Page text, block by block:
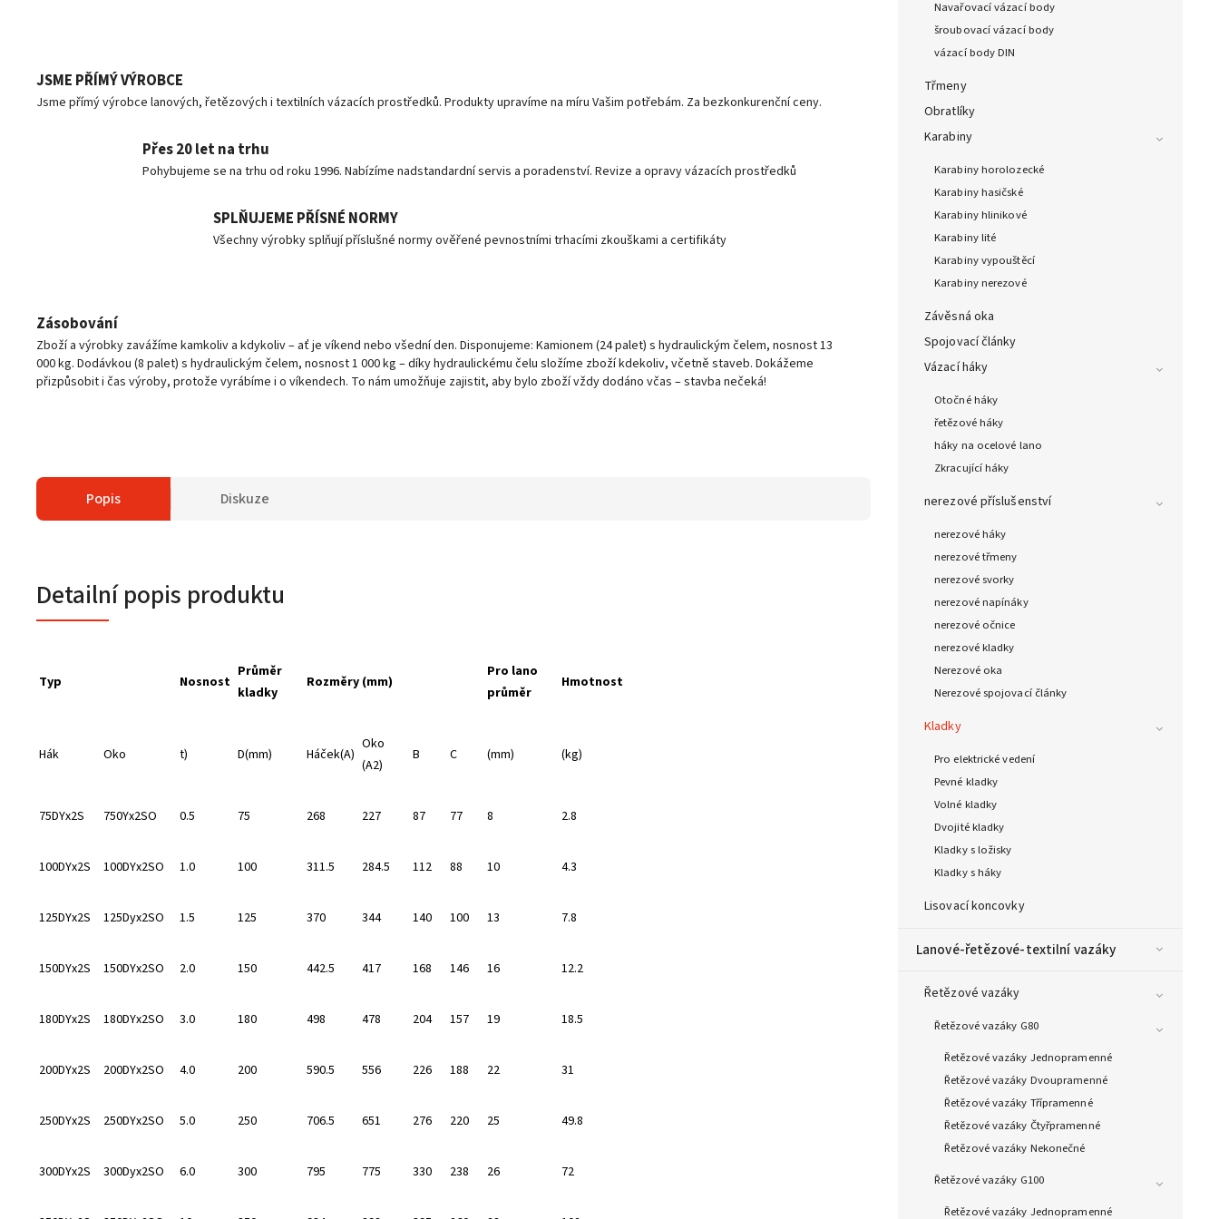
Navařovací vázací body
šroubovací vázací body
vázací body DIN
Třmeny
Obratlíky
Karabiny
Karabiny horolozecké
Karabiny hasičské
Karabiny hlinikové
Karabiny lité
Karabiny vypouštěcí
Karabiny nerezové
Závěsná oka
Spojovací články
Vázací háky
Otočné háky
řetězové háky
háky na ocelové lano
Zkracující háky
nerezové příslušenství
nerezové háky
nerezové třmeny
nerezové svorky
nerezové napínáky
nerezové očnice
nerezové kladky
Nerezové oka
Nerezové spojovací články
Kladky
Pro elektrické vedení
Pevné kladky
Volné kladky
Dvojité kladky
Kladky s ložisky
Kladky s háky
Lisovací koncovky
Lanové-řetězové-textilní vazáky
Řetězové vazáky
Řetězové vazáky G80
Řetězové vazáky Jednopramenné
Řetězové vazáky Dvoupramenné
Řetězové vazáky Třípramenné
Řetězové vazáky Čtyřpramenné
Řetězové vazáky Nekonečné
Řetězové vazáky G100
Řetězové vazáky Jednopramenné
JSME PŘÍMÝ VÝROBCE
Jsme přímý výrobce lanových, řetězových i textilních vázacích prostředků. Produkty upravíme na míru Vašim potřebám. Za bezkonkurenční ceny.
Přes 20 let na trhu
Pohybujeme se na trhu od roku 1996. Nabízíme nadstandardní servis a poradenství. Revize a opravy vázacích prostředků
SPLŇUJEME PŘÍSNÉ NORMY
Všechny výrobky splňují příslušné normy ověřené pevnostními trhacími zkouškami a certifikáty
Zásobování
Zboží a výrobky zavážíme kamkoliv a kdykoliv – ať je víkend nebo všední den. Disponujeme: Kamionem (24 palet) s hydraulickým čelem, nosnost 13
000 kg. Dodávkou (8 palet) s hydraulickým čelem, nosnost 1 000 kg – díky hydraulickému čelu složíme zboží kdekoliv, včetně staveb. Dokážeme
přizpůsobit i čas výroby, protože vyrábíme i o víkendech. To nám umožňuje zajistit, aby bylo zboží vždy dodáno včas – stavba nečeká!
Popis Diskuze
Detailní popis produktu
Typ Nosnost
Průměr
kladky
Rozměry (mm)
Pro lano
průměr
Hmotnost
Hák Oko t) D(mm) Háček(A)
Oko
(A2)
B C (mm) (kg)
75DYx2S 750Yx2SO 0.5 75 268 227 87 77 8 2.8
100DYx2S 100DYx2SO 1.0 100 311.5 284.5 112 88 10 4.3
125DYx2S 125Dyx2SO 1.5 125 370 344 140 100 13 7.8
150DYx2S 150DYx2SO 2.0 150 442.5 417 168 146 16 12.2
180DYx2S 180DYx2SO 3.0 180 498 478 204 157 19 18.5
200DYx2S 200DYx2SO 4.0 200 590.5 556 226 188 22 31
250DYx2S 250DYx2SO 5.0 250 706.5 651 276 220 25 49.8
300DYx2S 300Dyx2SO 6.0 300 795 775 330 238 26 72